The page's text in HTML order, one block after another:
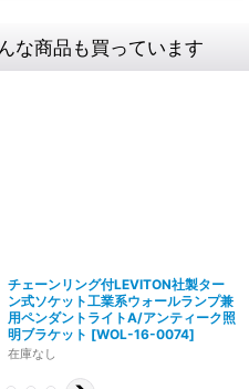
な商品も買っています
チェーンリング付LEVITON社製ター
ン式ソケット工業系ウォールランプ兼
用ペンダントライトA/アンティーク照
明ブラケット [WOL-16-0074]
在庫なし